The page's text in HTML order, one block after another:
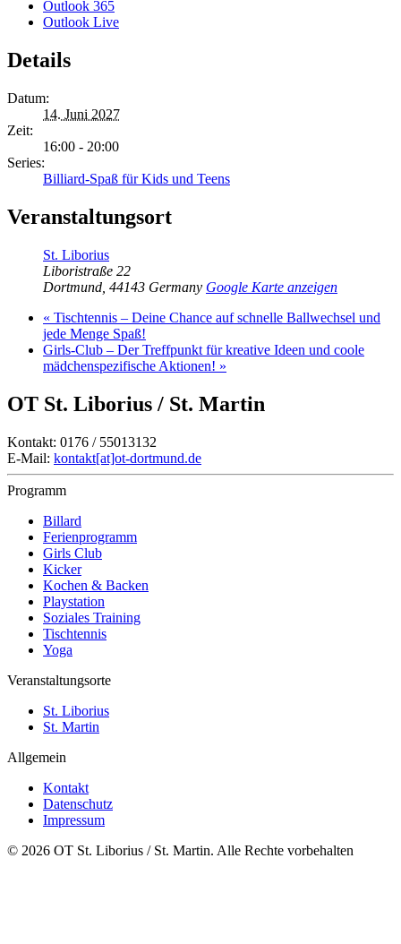
Outlook 365
Outlook Live
Details
Datum:
14. Juni 2027
Zeit:
16:00 - 20:00
Series:
Billiard-Spaß für Kids und Teens
Veranstaltungsort
St. Liborius
Liboristraße 22
Dortmund 44143 Germany Google Karte anzeigen
« Tischtennis – Deine Chance auf schnelle Ballwechsel und
jede Menge Spaß!
Girls-Club – Der Treffpunkt für kreative Ideen und coole
mädchenspezifische Aktionen! »
OT St. Liborius / St. Martin
Kontakt: 0176 / 55013132
E-Mail: kontakt[at]ot-dortmund.de
Programm
Billard
Ferienprogramm
Girls Club
Kicker
Kochen & Backen
Playstation
Soziales Training
Tischtennis
Yoga
Veranstaltungsorte
St. Liborius
St. Martin
Allgemein
Kontakt
Datenschutz
Impressum
© 2026 OT St. Liborius / St. Martin. Alle Rechte vorbehalten